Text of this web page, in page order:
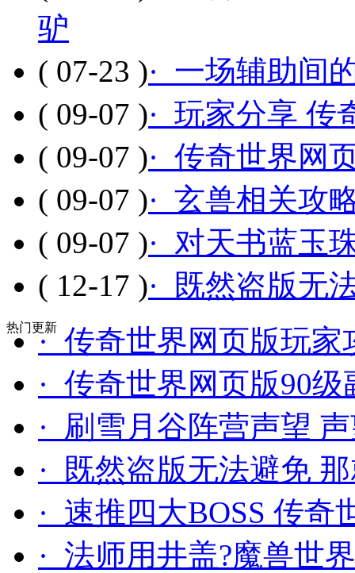
驴
( 07-23 )· 一场辅助间
( 09-07 )· 玩家分享 传
( 09-07 )· 传奇世界网
( 09-07 )· 玄兽相关攻
( 09-07 )· 对天书蓝玉
( 12-17 )· 既然盗版无
热门更新· 传奇世界网页版玩
· 传奇世界网页版90
· 刷雪月谷阵营声望
· 既然盗版无法避免
· 速推四大BOSS 传奇
· 法师用井盖?魔兽世